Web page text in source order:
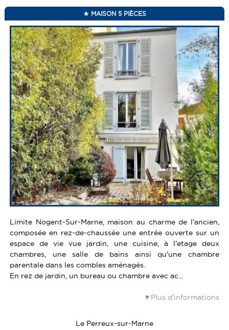
MAISON 5 PIÈCES
Limite Nogent-Sur-Marne, maison au charme de l'ancien,
composée en rez-de-chaussée une entrée ouverte sur un
espace de vie vue jardin, une cuisine, à l'etage deux
chambres, une salle de bains ainsi qu'une chambre
parentale dans les combles aménagés.
En rez de jardin, un bureau ou chambre avec ac...
Plus d'informations
Le Perreux-sur-Marne